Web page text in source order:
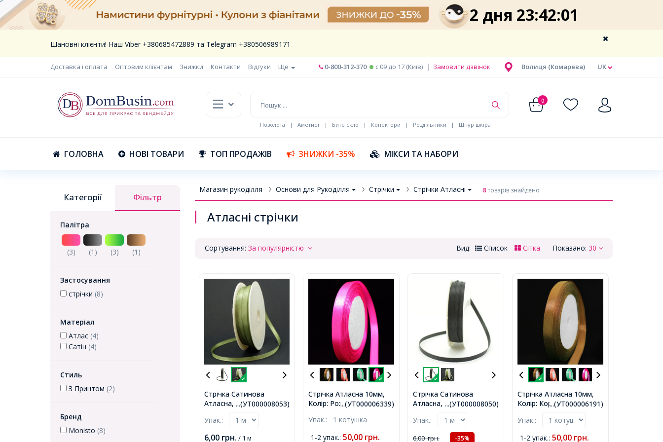
2 дня 23:42:01
Шановні клієнти! Наш Viber +380685472889 та Telegram +380506989171
Доставка і оплата Оптовим клієнтам Знижки Контакти Відгуки Ще UK
Волиця (Комарева)
0-800-312-370 c 09 до 17 (Київ) | Замовити дзвінок
0
Позолота | Аметист | Бите скло | Конектори | Роздільники | Шнур шкіра
ГОЛОВНА НОВІ ТОВАРИ ТОП ПРОДАЖІВ ЗНИЖКИ -35% МІКСИ ТА НАБОРИ
Категорії Фільтр
Палітра
(3) (1) (3) (1)
Застосування
стрічки (8)
Матеріал
Атлас (4)
Сатін (4)
Стиль
З Принтом (2)
Бренд
Monisto (8)
Магазин рукоділля Основи для Рукоділля Стрічки Стрічки Атласні 8товарів знайдено
Атласні стрічки
Сортування: За популярністю Показано: 30
Вид: Список Сітка
...(УТ000008053)
Стрічка Сатинова
Атласна, Колір: Зелений,
Упак.:
6,00 грн. / 1 м
...(УТ000006339)
Стрічка Атласна 10мм,
Колір: Рожевий,
25м / котушка,
Упак.: 1 котушка
1-2 упак.: 50,00 грн.
...(УТ000008050)
Стрічка Сатинова
Атласна, Колір: Чорний,
Упак.:
6,00грн. -35%
...(УТ000006191)
Стрічка Атласна 10мм,
Колір: Коричневий,
25м / котушка,
Упак.:
1-2 упак.: 50,00 грн.